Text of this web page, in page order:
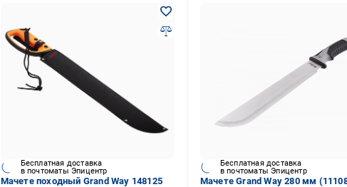
Бесплатная доставка
в почтоматы Эпицентр
Мачете походный Grand Way 148125
Бесплатная доставка
в почтоматы Эпицентр
Мачете Grand Way 280 мм